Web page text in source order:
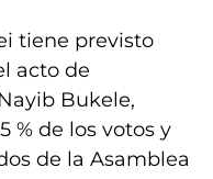
tiene previsto
acto de
Bukele,
% de los votos y
de la Asamblea